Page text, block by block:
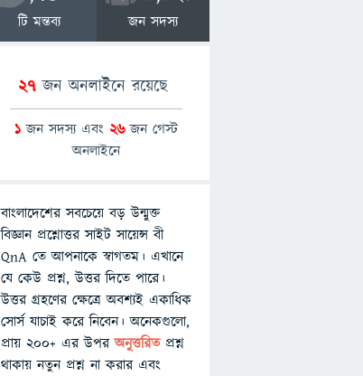
টি মন্তব্য জন সদস্য
27জন অনলাইনে রয়েছে
1 জন সদস্য এবং 26জন গেস্ট
অনলাইনে
বাংলাদেশের সবচেয়ে বড় উন্মুক্ত
বিজ্ঞান প্রশ্নোত্তর সাইট সায়েন্স বী
QnA তে আপনাকে স্বাগতম। এখানে
যে কেউ প্রশ্ন, উত্তর দিতে পারে।
উত্তর গ্রহণের ক্ষেত্রে অবশ্যই একাধিক
সোর্স যাচাই করে নিবেন। অনেকগুলো,
প্রায় ২০০+ এর উপরঅনুত্তরিতপ্রশ্ন
থাকায় নতুন প্রশ্ন না করার এবং